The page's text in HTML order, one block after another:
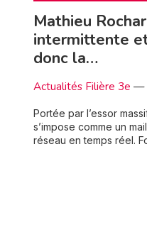
Mathieu
intermittente
donc la…
Actualités Filière 3e —
Portée par l’essor
s’impose comme un
réseau en temps réel.